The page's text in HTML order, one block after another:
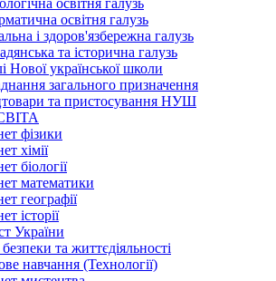
освітня галузь
освітня галузь
і здоров'язбережна галузь
та історична галузь
Нової української школи
загального призначення
та пристосування НУШ
фізики
хімії
біології
математики
географії
історії
України
та життєдіяльності
навчання (Технології)